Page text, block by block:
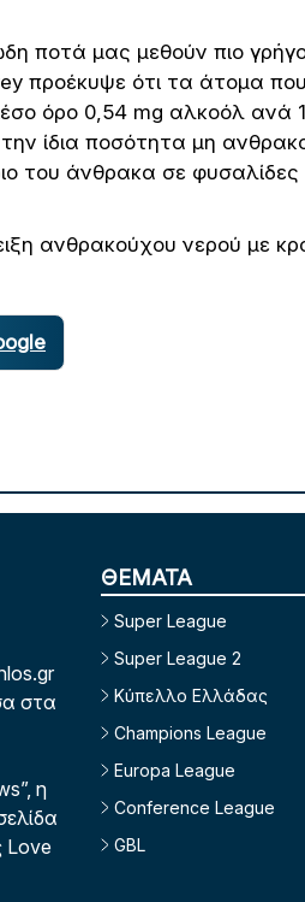
ποτά μας μεθούν πιο
προέκυψε ότι τα άτομα
όρο 0,54 mg αλκοόλ ανά
ίδια ποσότητα μη
του άνθρακα σε
ανθρακούχου νερού με
στα
η
Love
ΘΕΜΑΤΑ
Super League
Super League 2
Κύπελλο Ελλάδας
Champions League
Europa League
Conference League
GBL